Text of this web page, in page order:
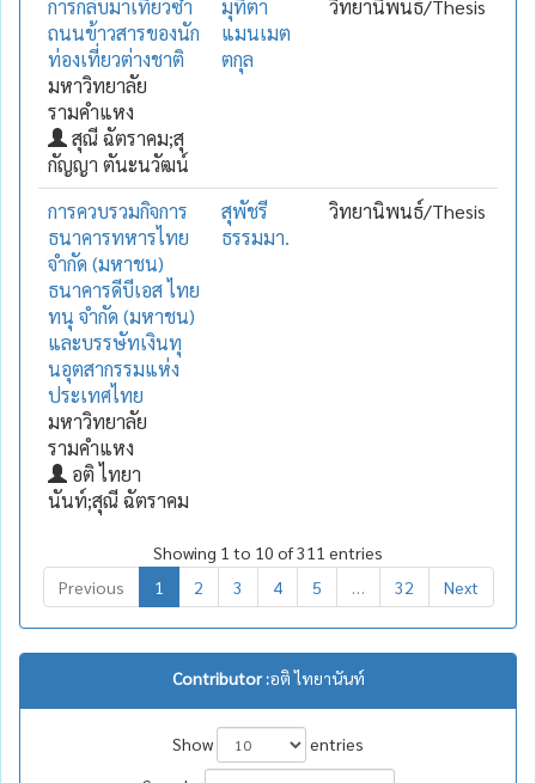
การกลับมาเที่ยวซ้ำ
ถนนข้าวสารของนัก
ท่องเที่ยวต่างชาติ
มหาวิทยาลัย
รามคำแหง
สุณี ฉัตราคม;สุ
กัญญา ตันะนวัฒน์
มุทิตา
แมนเมต
ตกุล
วิทยานิพนธ์/Thesis
การควบรวมกิจการ
ธนาคารทหารไทย
จำกัด (มหาชน)
ธนาคารดีบีเอส ไทย
ทนุ จำกัด (มหาชน)
และบรรษัทเงินทุ
นอุตสากรรมแห่ง
ประเทศไทย
มหาวิทยาลัย
รามคำแหง
อติ ไทยา
นันท์;สุณี ฉัตราคม
สุพัชรี
ธรรมมา.
วิทยานิพนธ์/Thesis
Showing 1 to 10 of 311 entries
Previous
1 2 3 4 5 32 Next
Contributor :อติ ไทยานันท์
Show
entries